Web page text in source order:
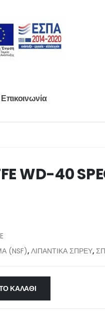
Επικοινωνία
WD-40
(NSF), ΛΙΠΑΝΤΙΚΑ ΣΠΡΕΥ,
ΚΑΛΆΘΙ